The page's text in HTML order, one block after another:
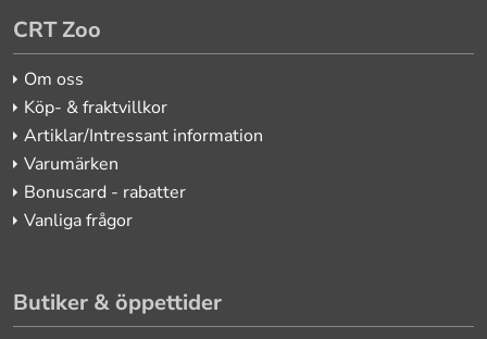
CRT Zoo
Om oss
Köp- & fraktvillkor
Artiklar/Intressant information
Varumärken
Bonuscard - rabatter
Vanliga frågor
Butiker & öppettider